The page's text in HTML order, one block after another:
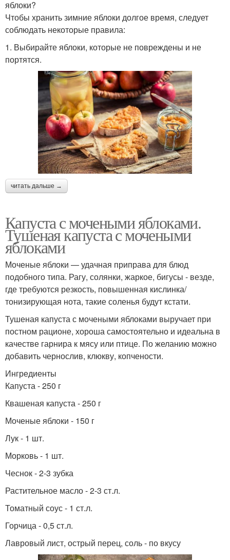
яблоки?
Чтобы хранить зимние яблоки долгое время, следует
соблюдать некоторые правила:
1. Выбирайте яблоки, которые не повреждены и не
портятся.
читать дальше →
Капуста с мочеными яблоками.
Тушеная капуста с мочеными
яблоками
Моченые яблоки — удачная приправа для блюд
подобного типа. Рагу, солянки, жаркое, бигусы - везде,
где требуются резкость, повышенная кислинка/
тонизирующая нота, такие соленья будут кстати.
Тушеная капуста с мочеными яблоками выручает при
постном рационе, хороша самостоятельно и идеальна в
качестве гарнира к мясу или птице. По желанию можно
добавить чернослив, клюкву, копчености.
Ингредиенты
Капуста - 250 г
Квашеная капуста - 250 г
Моченые яблоки - 150 г
Лук - 1 шт.
Морковь - 1 шт.
Чеснок - 2-3 зубка
Растительное масло - 2-3 ст.л.
Томатный соус - 1 ст.л.
Горчица - 0,5 ст.л.
Лавровый лист, острый перец, соль - по вкусу